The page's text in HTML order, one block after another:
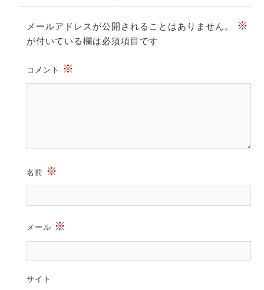
メールアドレスが公開されることはありません。 ※
が付いている欄は必須項目です
コメント ※
名前 ※
メール ※
サイト